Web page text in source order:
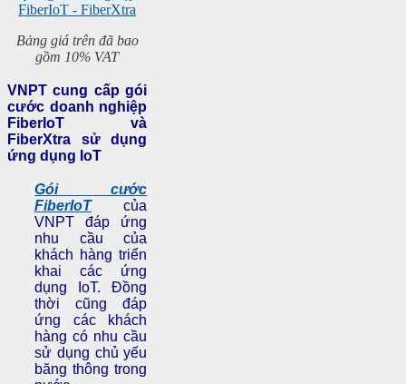
Bảng giá trên đã bao
gồm 10% VAT
VNPT cung cấp gói
cước doanh nghiệp
FiberIoT và
FiberXtra sử dụng
ứng dụng IoT
Gói cước
FiberIoTcủa
VNPT đáp ứng
nhu cầu của
khách hàng triển
khai các ứng
dụng IoT. Đồng
thời cũng đáp
ứng các khách
hàng có nhu cầu
sử dụng chủ yếu
băng thông trong